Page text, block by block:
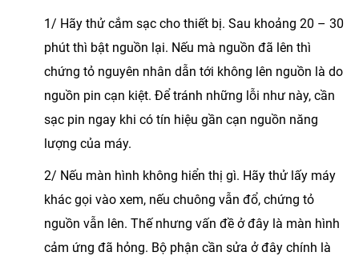
1/ Hãy thử cắm sạc cho thiết bị. Sau khoảng 20 – 30
phút thì bật nguồn lại. Nếu mà nguồn đã lên thì
chứng tỏ nguyên nhân dẫn tới không lên nguồn là do
nguồn pin cạn kiệt. Để tránh những lỗi như này, cần
sạc pin ngay khi có tín hiệu gần cạn nguồn năng
lượng của máy.
2/ Nếu màn hình không hiển thị gì. Hãy thử lấy máy
khác gọi vào xem, nếu chuông vẫn đổ, chứng tỏ
nguồn vẫn lên. Thế nhưng vấn đề ở đây là màn hình
cảm ứng đã hỏng. Bộ phận cần sửa ở đây chính là